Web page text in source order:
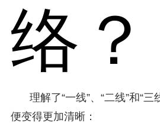
络？
理解了“一线”、“二线”和“
便变得更加清晰：